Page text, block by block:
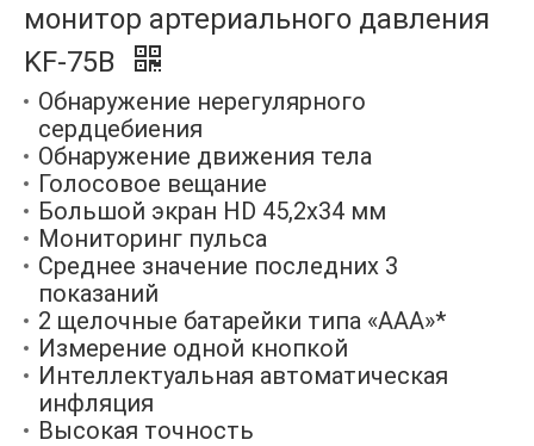
монитор артериального давления
KF-75B
Обнаружение нерегулярного
сердцебиения
Обнаружение движения тела
Голосовое вещание
Большой экран HD 45,2x34 мм
Мониторинг пульса
Среднее значение последних 3
показаний
2 щелочные батарейки типа «ААА»*
Измерение одной кнопкой
Интеллектуальная автоматическая
инфляция
Высокая точность